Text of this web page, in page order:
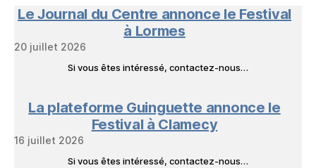
Livres
Le Journal du Centre annonce le Festival
à Lormes
20 juillet 2026
Si vous êtes intéressé, contactez-nous…
La plateforme Guinguette annonce le
Festival à Clamecy
16 juillet 2026
Si vous êtes intéressé, contactez-nous…